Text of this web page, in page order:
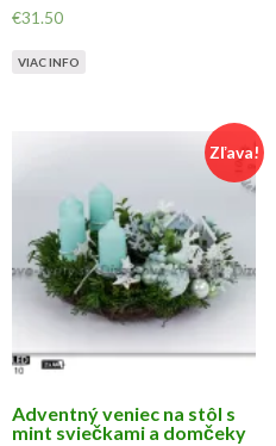
€31.50
VIAC INFO
Zľava!
Adventný veniec na stôl s
mint sviečkami a domčeky